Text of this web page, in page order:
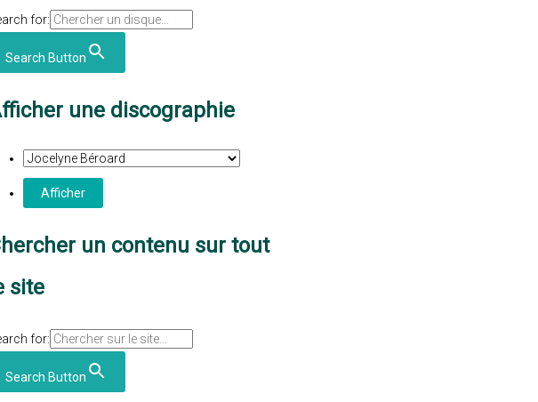
for:
Search Button
une discographie
un contenu sur tout
site
for:
Search Button